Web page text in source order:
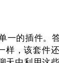
一的插件。
，该套件